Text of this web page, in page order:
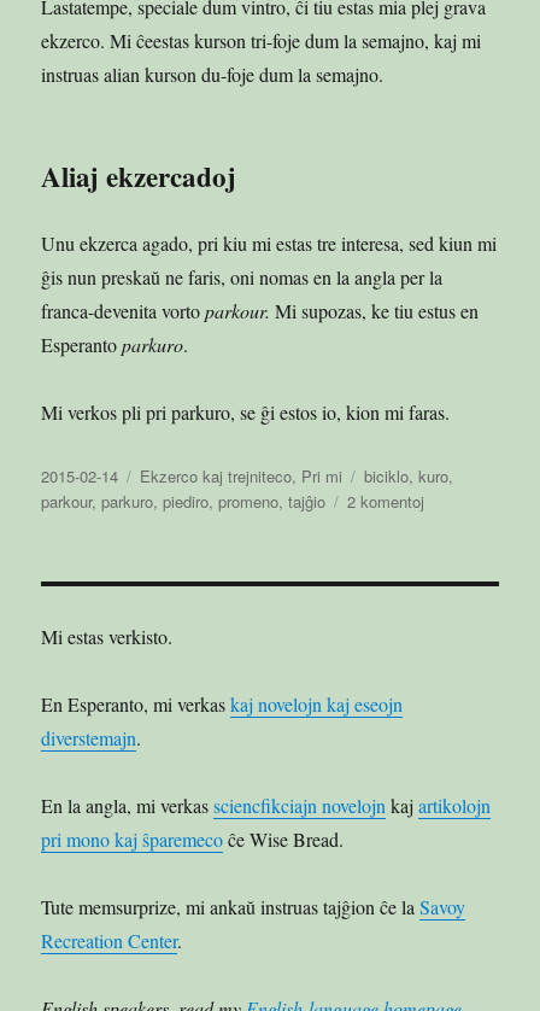
Lastatempe, speciale dum vintro, ĉi tiu estas mia plej grava
ekzerco. Mi ĉeestas kurson tri-foje dum la semajno, kaj mi
instruas alian kurson du-foje dum la semajno.
Aliaj ekzercadoj
Unu ekzerca agado, pri kiu mi estas tre interesa, sed kiun mi
ĝis nun preskaŭ ne faris, oni nomas en la angla per la
franca-devenita vortoparkour. Mi supozas, ke tiu estus en
Esperantoparkuro.
Mi verkos pli pri parkuro, se ĝi estos io, kion mi faras.
Publikigita
en
2015-02-14 Kategorioj
Ekzerco kaj trejniteco, Pri mi Etikedoj
biciklo,kuro,
parkour,parkuro,piediro,promeno,tajĝio 2 komentoj
agadoj
Mi estas verkisto.
En Esperanto, mi verkaskaj novelojn kaj eseojn
diverstemajn.
En la angla, mi verkassciencfikciajn novelojnkajartikolojn
pri mono kaj ŝparemecoĉe Wise Bread.
Tute memsurprize, mi ankaŭ instruas tajĝion ĉe laSavoy
Recreation Center.